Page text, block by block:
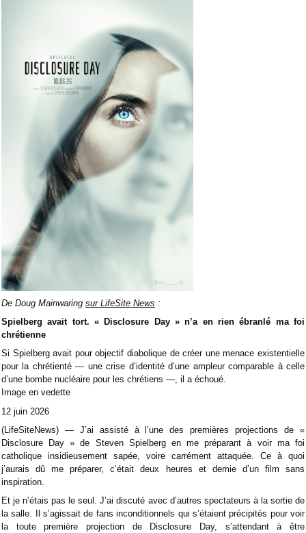
De Doug Mainwaring sur LifeSite News :
Spielberg avait tort. « Disclosure Day » n’a en rien ébranlé ma foi
chrétienne
Si Spielberg avait pour objectif diabolique de créer une menace existentielle
pour la chrétienté — une crise d’identité d’une ampleur comparable à celle
d’une bombe nucléaire pour les chrétiens —, il a échoué.
Image en vedette
12 juin 2026
(LifeSiteNews) — J’ai assisté à l’une des premières projections de «
Disclosure Day » de Steven Spielberg en me préparant à voir ma foi
catholique insidieusement sapée, voire carrément attaquée. Ce à quoi
j’aurais dû me préparer, c’était deux heures et demie d’un film sans
inspiration.
Et je n’étais pas le seul. J’ai discuté avec d’autres spectateurs à la sortie de
la salle. Il s’agissait de fans inconditionnels qui s’étaient précipités pour voir
la toute première projection de Disclosure Day, s’attendant à être